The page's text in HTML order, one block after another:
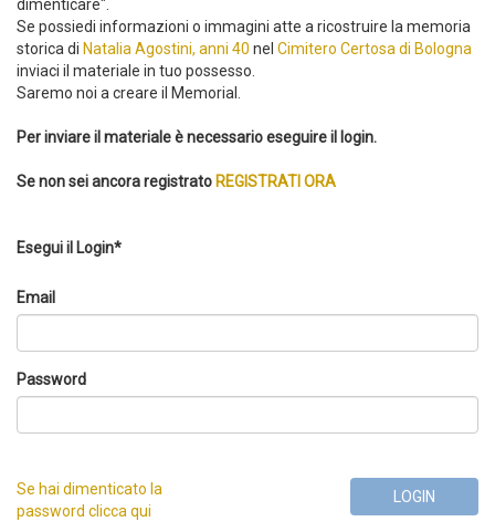
dimenticare".
Se possiedi informazioni o immagini atte a ricostruire la memoria
storica di Natalia Agostini, anni 40 nel Cimitero Certosa di Bologna
inviaci il materiale in tuo possesso.
Saremo noi a creare il Memorial.
Per inviare il materiale è necessario eseguire il login.
Se non sei ancora registrato REGISTRATI ORA
Esegui il Login*
Email
Password
Se hai dimenticato la
password clicca qui
LOGIN